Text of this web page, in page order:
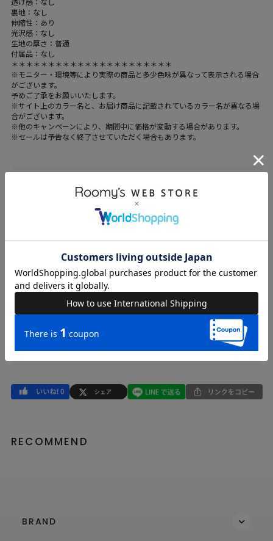
裏地：なし
伸縮性：あり
光沢感：なし
生地の厚さ：普通
付属品：なし
＊＊＊＊＊＊＊＊＊＊＊＊＊＊＊＊＊＊＊＊＊＊
※モニター・環境等により実際の商品と多少色味が異なって表示される場合
がございます。
予めご了承をお願いいたします。
※サイト上のカラー名と、お届け商品に記載されているカラー名が異なる場
合がございます。
※他のキャンペーンにより、期間中に価格が変動する場合があります。
※セールは予告なく終了させていただく場合もあります。
SPIRALGIRL
WOMENS > トップス > チューブトップ
中国
送料
605 円 (税込) （送料について）
品番
62122718
RECOMMEND
BRAND